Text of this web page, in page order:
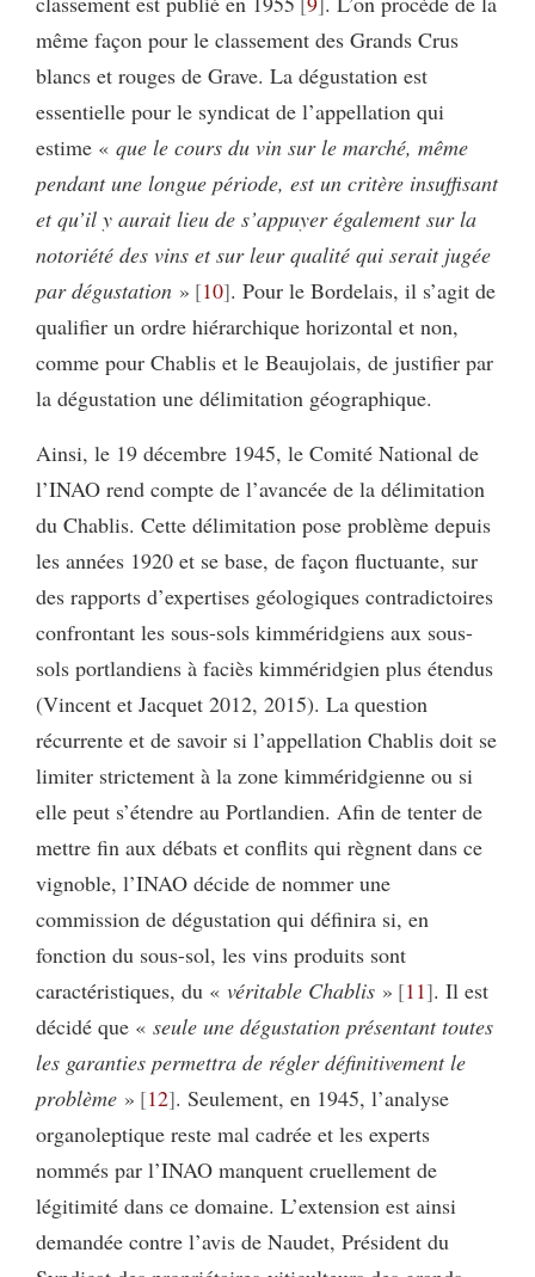
même façon pour le classement des Grands Crus
blancs et rouges de Grave. La dégustation est
essentielle pour le syndicat de l’appellation qui
estime « que le cours du vin sur le marché, même
pendant une longue période, est un critère insuffisant
et qu’il y aurait lieu de s’appuyer également sur la
notoriété des vins et sur leur qualité qui serait jugée
par dégustation » 10 . Pour le Bordelais, il s’agit de
qualifier un ordre hiérarchique horizontal et non,
comme pour Chablis et le Beaujolais, de justifier par
la dégustation une délimitation géographique.
Ainsi, le 19 décembre 1945, le Comité National de
l’INAO rend compte de l’avancée de la délimitation
du Chablis. Cette délimitation pose problème depuis
les années 1920 et se base, de façon fluctuante, sur
des rapports d’expertises géologiques contradictoires
confrontant les sous-sols kimméridgiens aux sous-
sols portlandiens à faciès kimméridgien plus étendus
(Vincent et Jacquet 2012, 2015). La question
récurrente et de savoir si l’appellation Chablis doit se
limiter strictement à la zone kimméridgienne ou si
elle peut s’étendre au Portlandien. Afin de tenter de
mettre fin aux débats et conflits qui règnent dans ce
vignoble, l’INAO décide de nommer une
commission de dégustation qui définira si, en
fonction du sous-sol, les vins produits sont
caractéristiques, du « véritable Chablis » 11 . Il est
décidé que « seule une dégustation présentant toutes
les garanties permettra de régler définitivement le
problème » 12 . Seulement, en 1945, l’analyse
organoleptique reste mal cadrée et les experts
nommés par l’INAO manquent cruellement de
légitimité dans ce domaine. L’extension est ainsi
demandée contre l’avis de Naudet, Président du